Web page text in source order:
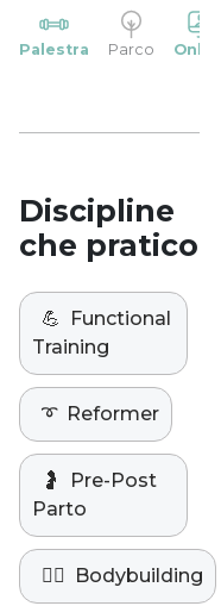
Palestra Parco Online
Discipline
che pratico
💪
Functional
Training
➰ Reformer
🤰
Pre-Post
Parto
🏋️‍♀️ Bodybuilding